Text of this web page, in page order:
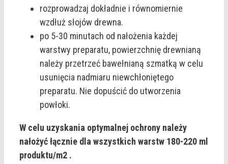
rozprowadzaj dokładnie i równomiernie
wzdłuż słojów drewna.
po 5-30 minutach od nałożenia każdej
warstwy preparatu, powierzchnię drewnianą
należy przetrzeć bawełnianą szmatką w celu
usunięcia nadmiaru niewchłoniętego
preparatu. Nie dopuścić do utworzenia
powłoki.
W celu uzyskania optymalnej ochrony należy
nałożyć łącznie dla wszystkich warstw 180-220 ml
produktu/m2 .